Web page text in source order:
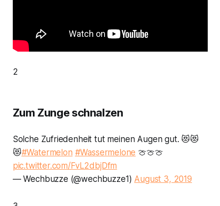
2
Zum Zunge schnalzen
Solche Zufriedenheit tut meinen Augen gut. 😻😻
😻#Watermelon #Wassermelone 🍈🍈🍈
pic.twitter.com/FvL2dbjDfm
— Wechbuzze (@wechbuzze1) August 3, 2019